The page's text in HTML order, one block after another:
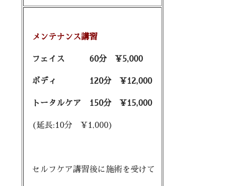
メンテナンス講習
フェイス 60分 ¥5,000
ボディ 120分 ¥12,000
トータルケア 150分 ¥15,000
(延長:10分 ¥1,000)
セルフケア講習後に施術を受けて